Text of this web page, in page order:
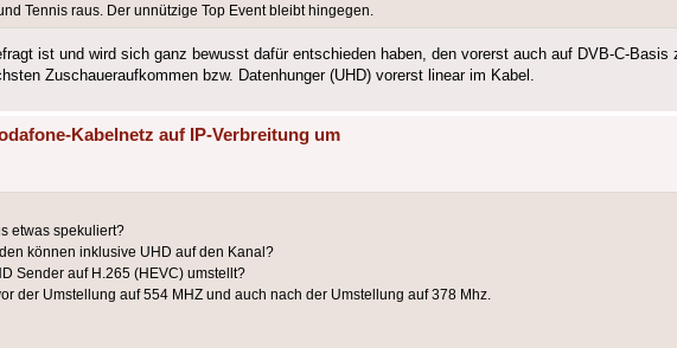
Tennis raus. Der unnützige Top Event bleibt hingegen.
ist und wird sich ganz bewusst dafür entschieden haben, den vorerst auch auf DVB-C-Basis
Zuschaueraufkommen bzw. Datenhunger (UHD) vorerst linear im Kabel.
Kabelnetz auf IP-Verbreitung um
etwas spekuliert?
können inklusive UHD auf den Kanal?
Sender auf H.265 (HEVC) umstellt?
der Umstellung auf 554 MHZ und auch nach der Umstellung auf 378 Mhz.